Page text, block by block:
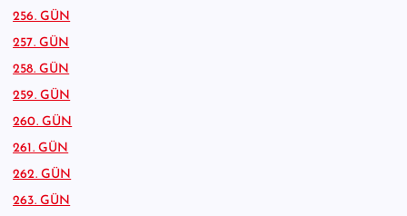
256. GÜN
257. GÜN
258. GÜN
259. GÜN
260. GÜN
261. GÜN
262. GÜN
263. GÜN